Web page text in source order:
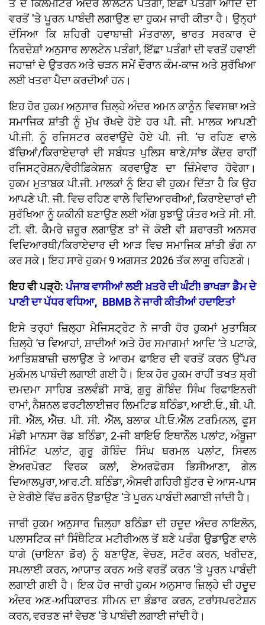
ਤੋਂ ਦੋ ਕਿਲੋਮੀਟਰ ਅੰਦਰ ਲਾਲਟੇਨ ਪਤੰਗਾਂ, ਇੱਛਾ ਪਤੰਗਾਂ ਆਦਿ ਦੀ
ਵਰਤੋਂ 'ਤੇ ਪੂਰਨ ਪਾਬੰਦੀ ਲਗਾਉਣ ਦਾ ਹੁਕਮ ਜਾਰੀ ਕੀਤਾ ਹੈ। ਉਨ੍ਹਾਂ
ਦੱਸਿਆ ਕਿ ਸ਼ਹਿਰੀ ਹਵਾਬਾਜ਼ੀ ਮੰਤਰਾਲਾ, ਭਾਰਤ ਸਰਕਾਰ ਦੇ
ਨਿਰਦੇਸ਼ਾਂ ਅਨੁਸਾਰ ਲਾਲਟੇਨ ਪਤੰਗਾਂ, ਇੱਛਾ ਪਤੰਗਾਂ ਦੀ ਵਰਤੋਂ ਹਵਾਈ
ਜਹਾਜ਼ਾਂ ਦੇ ਉਤਰਨ ਅਤੇ ਚੜਨ ਸਮੇਂ ਦੌਰਾਨ ਕੰਮ-ਕਾਜ ਅਤੇ ਸੁਰੱਖਿਆ
ਲਈ ਖਤਰਾ ਪੈਦਾ ਕਰਦੀਆਂ ਹਨ।
ਇਹ ਹੋਰ ਹੁਕਮ ਅਨੁਸਾਰ ਜ਼ਿਲ੍ਹੇ ਅੰਦਰ ਅਮਨ ਕਾਨੂੰਨ ਵਿਵਸਥਾ ਅਤੇ
ਸਮਾਜਿਕ ਸ਼ਾਂਤੀ ਨੂੰ ਮੁੱਖ ਰੱਖਦੇ ਹੋਏ ਹਰ ਪੀ. ਜੀ. ਮਾਲਕ ਆਪਣੀ
ਪੀ.ਜੀ. ਨੂੰ ਰਜਿਸਟਰ ਕਰਵਾਉਂਦੇ ਹੋਏ ਪੀ. ਜੀ. ‘ਚ ਰਹਿਣ ਵਾਲੇ
ਬੱਚਿਆਂ/ਕਿਰਾਏਦਾਰਾਂ ਦੀ ਸਬੰਧਤ ਪੁਲਿਸ ਥਾਣੇ/ਸਾਂਝ ਕੇਂਦਰ ਰਾਹੀਂ
ਰਜਿਸਟ੍ਰੇਸ਼ਨ/ਵੈਰੀਫ਼ਿਕੇਸ਼ਨ ਕਰਵਾਉਣ ਦਾ ਜ਼ਿੰਮੇਵਾਰ ਹੋਵੇਗਾ।
ਹੁਕਮ ਮੁਤਾਬਕ ਪੀ.ਜੀ. ਮਾਲਕਾਂ ਨੂੰ ਇਹ ਵੀ ਹੁਕਮ ਦਿੱਤਾ ਹੈ ਕਿ ਉਹ
ਆਪਣੇ ਪੀ. ਜੀ. ਵਿਚ ਰਹਿਣ ਵਾਲੇ ਵਿਦਿਆਰਥੀਆਂ, ਕਿਰਾਏਦਾਰਾਂ ਦੀ
ਸੁਰੱਖਿਆ ਨੂੰ ਯਕੀਨੀ ਬਣਾਉਣ ਲਈ ਅੱਗ ਬੁਝਾਊ ਯੰਤਰ ਅਤੇ ਸੀ. ਸੀ.
ਟੀ. ਵੀ. ਕੈਮਰੇ ਜ਼ਰੂਰ ਲਗਾਉਣ ਤਾਂ ਜੋ ਕੋਈ ਵੀ ਸ਼ਰਾਰਤੀ ਅਨਸਰ
ਵਿਦਿਆਰਥੀ/ਕਿਰਾਏਦਾਰ ਦੀ ਆੜ ਵਿਚ ਸਮਾਜਿਕ ਸ਼ਾਂਤੀ ਭੰਗ ਨਾ
ਕਰ ਸਕੇ। ਇਹ ਸਾਰੇ ਹੁਕਮ 9 ਅਗਸਤ 2026 ਤੱਕ ਲਾਗੂ ਰਹਿਣਗੇ।
ਇਹ ਵੀ ਪੜ੍ਹੋ:ਪੰਜਾਬ ਵਾਸੀਆਂ ਲਈ ਖ਼ਤਰੇ ਦੀ ਘੰਟੀ! ਭਾਖੜਾ ਡੈਮ ਦੇ
ਪਾਣੀ ਦਾ ਪੱਧਰ ਵਧਿਆ, BBMB ਨੇ ਜਾਰੀ ਕੀਤੀਆਂ ਹਦਾਇਤਾਂ
ਇਸੇ ਤਰ੍ਹਾਂ ਜ਼ਿਲ੍ਹਾ ਮੈਜਿਸਟ੍ਰੇਟ ਨੇ ਜਾਰੀ ਹੋਰ ਹੁਕਮਾਂ ਮੁਤਾਬਿਕ
ਜ਼ਿਲ੍ਹੇ ’ਚ ਵਿਆਹਾਂ, ਸ਼ਾਦੀਆਂ ਅਤੇ ਹੋਰ ਸਮਾਗਮਾਂ ਆਦਿ ’ਤੇ ਪਟਾਕੇ,
ਆਤਿਸ਼ਬਾਜ਼ੀ ਚਲਾਉਣ ਤੇ ਆਰਮ ਫਾਇਰ ਦੀ ਵਰਤੋਂ ਕਰਨ ਉੱਪਰ
ਮੁਕੰਮਲ ਪਾਬੰਦੀ ਲਗਾਈ ਗਈ ਹੈ। ਇਕ ਹੋਰ ਹੁਕਮ ਰਾਹੀਂ ਤਖਤ ਸ਼੍ਰੀ
ਦਮਦਮਾ ਸਾਹਿਬ ਤਲਵੰਡੀ ਸਾਬੋ, ਗੁਰੂ ਗੋਬਿੰਦ ਸਿੰਘ ਰਿਫਾਇਨਰੀ
ਰਾਮਾਂ, ਨੈਸ਼ਨਲ ਫਰਟੀਲਾਈਜ਼ਰ ਲਿਮਟਿਡ ਬਠਿੰਡਾ, ਆਈ.ਓ., ਬੀ. ਪੀ.
ਸੀ. ਐੱਲ, ਐੱਚ. ਪੀ. ਸੀ. ਐੱਲ, ਬਲਾਕ ਪੀ.ਓ.ਐੱਲ ਟਰਮਿਨਲ, ਫੂਸ
ਮੰਡੀ ਮਾਨਸਾ ਰੋਡ ਬਠਿੰਡਾ, 2-ਜੀ ਬਾਇਓ ਇਥਾਨੌਲ ਪਲਾਂਟ, ਅੰਬੂਜਾ
ਸੀਮਿੰਟ ਪਲਾਂਟ, ਗੁਰੂ ਗੋਬਿੰਦ ਸਿੰਘ ਥਰਮਲ ਪਲਾਂਟ, ਸਿਵਲ
ਏਅਰਪੋਰਟ ਵਿਰਕ ਕਲਾਂ, ਏਅਰਫੋਰਸ ਭਿਸੀਆਣਾ, ਗੇਲ
ਦਿਆਲਪੁਰਾ, ਆਰ.ਟੀ. ਬਠਿੰਡਾ, ਐਸਵੀ ਗਹਿਰੀ ਬੁੱਟਰ ਦੇ ਆਸ-ਪਾਸ
ਦੇ ਏਰੀਏ ਵਿੱਚ ਡਰੋਨ ਉਡਾਉਣ ‘ਤੇ ਪੂਰਨ ਪਾਬੰਦੀ ਲਗਾਈ ਜਾਂਦੀ ਹੈ।
ਜਾਰੀ ਹੁਕਮ ਅਨੁਸਾਰ ਜ਼ਿਲ੍ਹਾ ਬਠਿੰਡਾ ਦੀ ਹਦੂਦ ਅੰਦਰ ਨਾਇਲੋਨ,
ਪਲਾਸਟਿਕ ਜਾਂ ਸਿੰਥੈਟਿਕ ਮਟੀਰੀਅਲ ਤੋਂ ਬਣੇ ਪਤੰਗ ਉਡਾਉਣ ਵਾਲੇ
ਧਾਗੇ (ਚਾਇਨਾ ਡੋਰ) ਨੂੰ ਬਣਾਉਣ, ਵੇਚਣ, ਸਟੋਰ ਕਰਨ, ਖਰੀਦਣ,
ਸਪਲਾਈ ਕਰਨ, ਆਯਾਤ ਕਰਨ ਅਤੇ ਵਰਤੋਂ ਕਰਨ 'ਤੇ ਪੂਰਨ ਪਾਬੰਦੀ
ਲਗਾਈ ਗਈ ਹੈ। ਇਕ ਹੋਰ ਜਾਰੀ ਹੁਕਮ ਅਨੁਸਾਰ ਜ਼ਿਲ੍ਹੇ ਦੀ ਹਦੂਦ
ਅੰਦਰ ਅਣ-ਅਧਿਕਾਰਤ ਸੀਮਨ ਦਾ ਭੰਡਾਰ ਕਰਨ, ਟਰਾਂਸਪਰਟੇਸ਼ਨ
ਕਰਨ, ਵਰਤਣ ਜਾਂ ਵੇਚਣ ‘ਤੇ ਪਾਬੰਦੀ ਲਗਾਈ ਜਾਂਦੀ ਹੈ।